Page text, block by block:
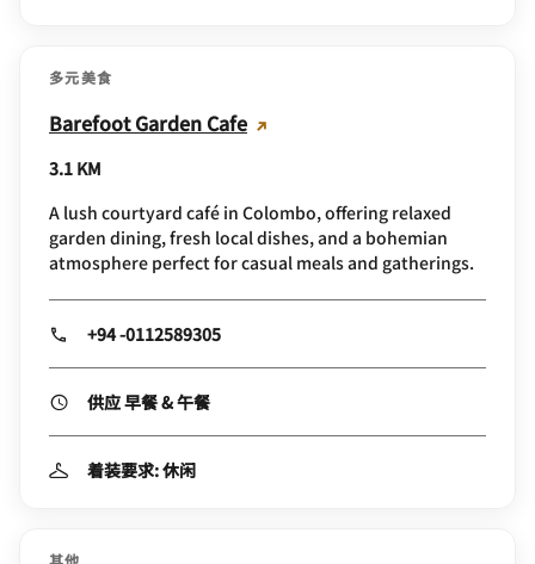
多元美食
Barefoot Garden Cafe
3.1 KM
A lush courtyard café in Colombo, offering relaxed
garden dining, fresh local dishes, and a bohemian
atmosphere perfect for casual meals and gatherings.
+94 -0112589305
供应 早餐 & 午餐
着装要求: 休闲
其他